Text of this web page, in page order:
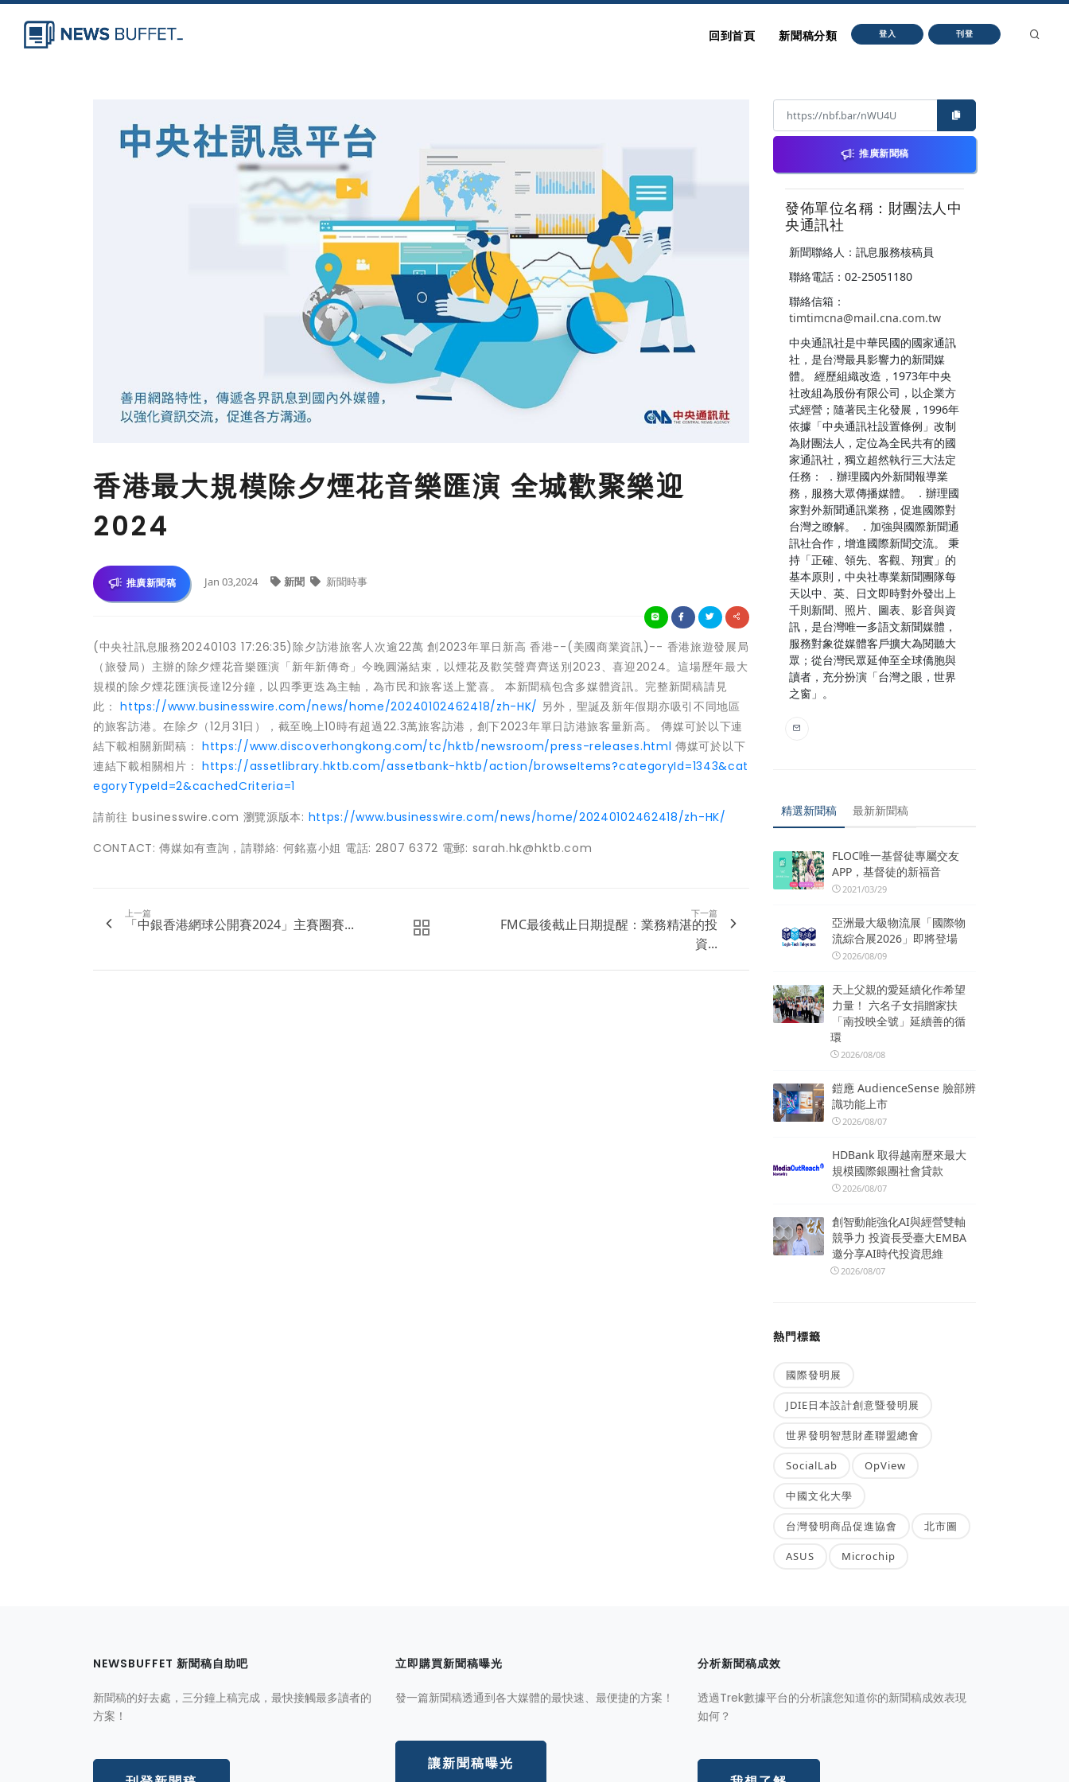
回到首頁 新聞稿分類 登入 刊登
香港最大規模除夕煙花音樂匯演 全城歡聚樂迎
2024
推廣新聞稿 Jan 03,2024 新聞 新聞時事
(中央社訊息服務20240103 17:26:35)除夕訪港旅客人次逾22萬 創2023年單日新高 香港--(美國商業資訊)-- 香港旅遊發展局
（旅發局）主辦的除夕煙花音樂匯演「新年新傳奇」今晚圓滿結束，以煙花及歡笑聲齊齊送別2023、喜迎2024。這場歷年最大
規模的除夕煙花匯演長達12分鐘，以四季更迭為主軸，為市民和旅客送上驚喜。 本新聞稿包含多媒體資訊。完整新聞稿請見
此：https://www.businesswire.com/news/home/20240102462418/zh-HK/ 另外，聖誕及新年假期亦吸引不同地區
的旅客訪港。在除夕（12月31日），截至晚上10時有超過22.3萬旅客訪港，創下2023年單日訪港旅客量新高。 傳媒可於以下連
結下載相關新聞稿： https://www.discoverhongkong.com/tc/hktb/newsroom/press-releases.html 傳媒可於以下
連結下載相關相片： https://assetlibrary.hktb.com/assetbank-hktb/action/browseItems?categoryId=1343&cat
egoryTypeId=2&cachedCriteria=1
請前往 businesswire.com 瀏覽源版本: https://www.businesswire.com/news/home/20240102462418/zh-HK/
CONTACT: 傳媒如有查詢，請聯絡: 何銘嘉小姐 電話: 2807 6372 電郵: sarah.hk@hktb.com
上一篇
「中銀香港網球公開賽2024」主賽圈賽...
下一篇
FMC最後截止日期提醒：業務精湛的投
資...
推廣新聞稿
發佈單位名稱：財團法人中
央通訊社
新聞聯絡人：訊息服務核稿員
聯絡電話：02-25051180
聯絡信箱：
timtimcna@mail.cna.com.tw
中央通訊社是中華民國的國家通訊
社，是台灣最具影響力的新聞媒
體。 經歷組織改造，1973年中央
社改組為股份有限公司，以企業方
式經營；隨著民主化發展，1996年
依據「中央通訊社設置條例」改制
為財團法人，定位為全民共有的國
家通訊社，獨立超然執行三大法定
任務： ．辦理國內外新聞報導業
務，服務大眾傳播媒體。 ．辦理國
家對外新聞通訊業務，促進國際對
台灣之瞭解。 ．加強與國際新聞通
訊社合作，增進國際新聞交流。 秉
持「正確、領先、客觀、翔實」的
基本原則，中央社專業新聞團隊每
天以中、英、日文即時對外發出上
千則新聞、照片、圖表、影音與資
訊，是台灣唯一多語文新聞媒體，
服務對象從媒體客戶擴大為閱聽大
眾；從台灣民眾延伸至全球僑胞與
讀者，充分扮演「台灣之眼，世界
之窗」。
精選新聞稿 最新新聞稿
FLOC唯一基督徒專屬交友
APP，基督徒的新福音
2021/03/29
亞洲最大級物流展「國際物
流綜合展2026」即將登場
2026/08/09
天上父親的愛延續化作希望
力量！ 六名子女捐贈家扶
「南投映全號」延續善的循
環
2026/08/08
鎧應 AudienceSense 臉部辨
識功能上市
2026/08/07
HDBank 取得越南歷來最大
規模國際銀團社會貸款
2026/08/07
創智動能強化AI與經營雙軸
競爭力 投資長受臺大EMBA
邀分享AI時代投資思維
2026/08/07
熱門標籤
國際發明展
JDIE日本設計創意暨發明展
世界發明智慧財產聯盟總會
SocialLab OpView
中國文化大學
台灣發明商品促進協會 北市圖
ASUS Microchip
NEWSBUFFET 新聞稿自助吧
新聞稿的好去處，三分鐘上稿完成，最快接觸最多讀者的
方案！
立即購買新聞稿曝光
發一篇新聞稿透通到各大媒體的最快速、最便捷的方案！
讓新聞稿曝光
分析新聞稿成效
透過Trek數據平台的分析讓您知道你的新聞稿成效表現
如何？